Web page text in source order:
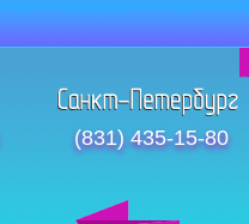
(831) 435-15-80